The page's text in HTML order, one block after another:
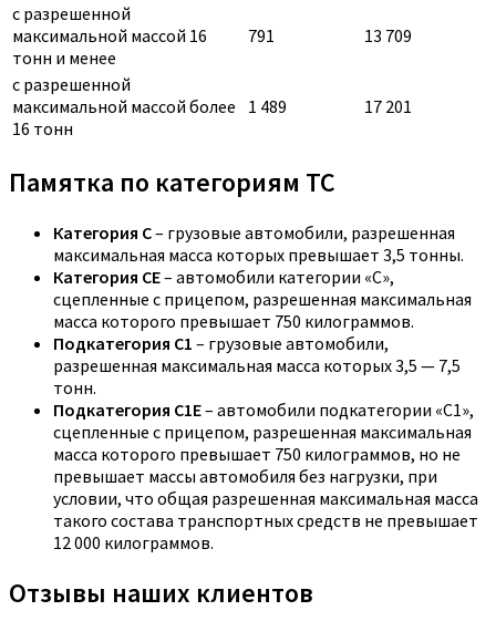
с разрешенной
максимальной массой 16
тонн и менее
791 13 709
с разрешенной
максимальной массой более
16 тонн
1 489 17 201
Памятка по категориям ТС
Категория C– грузовые автомобили, разрешенная
максимальная масса которых превышает 3,5 тонны.
Категория CE– автомобили категории «С»,
сцепленные с прицепом, разрешенная максимальная
масса которого превышает 750 килограммов.
Подкатегория C1 – грузовые автомобили,
разрешенная максимальная масса которых 3,5 — 7,5
тонн.
Подкатегория C1E– автомобили подкатегории «С1»,
сцепленные с прицепом, разрешенная максимальная
масса которого превышает 750 килограммов, но не
превышает массы автомобиля без нагрузки, при
условии, что общая разрешенная максимальная масса
такого состава транспортных средств не превышает
12 000 килограммов.
Отзывы наших клиентов